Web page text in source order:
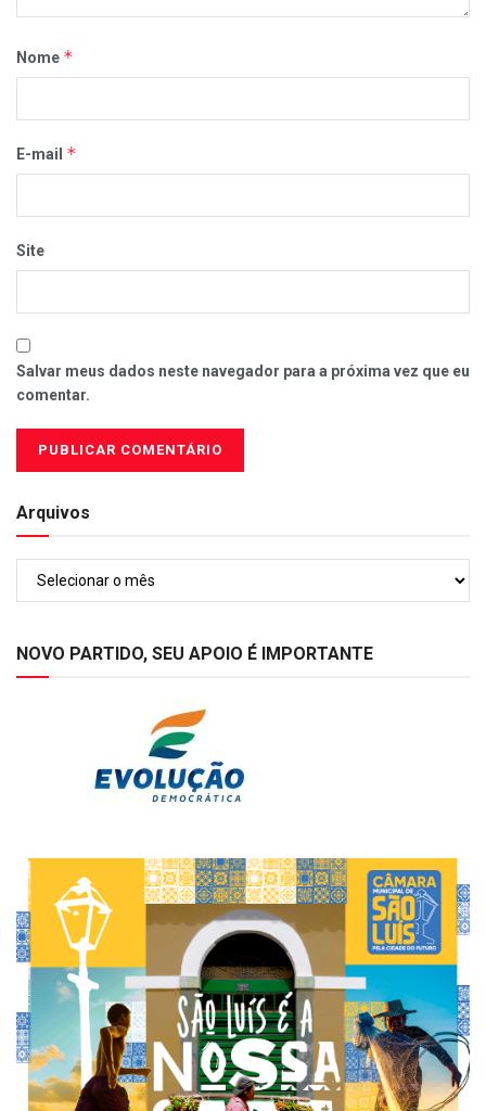
Nome *
E-mail *
Site
Salvar meus dados neste navegador para a próxima vez que eu
comentar.
Arquivos
NOVO PARTIDO, SEU APOIO É IMPORTANTE